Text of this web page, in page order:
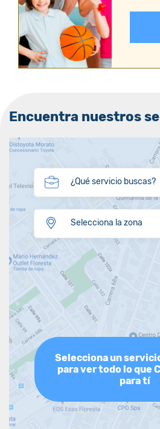
Encuentra nuestros
¿Qué servicio buscas?
Selecciona la zona
Selecciona un
para ver todo lo que
para tí